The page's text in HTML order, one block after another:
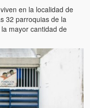
(Children of the streets of
El Mono… armed)
clausurados por el
en la localidad de
32 parroquias de la
mayor cantidad de